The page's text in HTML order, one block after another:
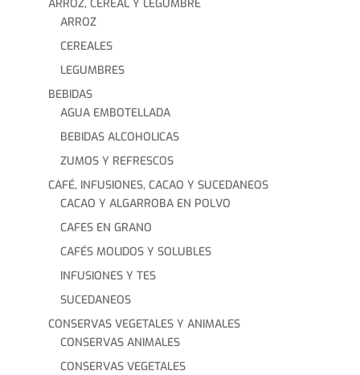
ARROZ, CEREAL Y LEGUMBRE
ARROZ
CEREALES
LEGUMBRES
BEBIDAS
AGUA EMBOTELLADA
BEBIDAS ALCOHOLICAS
ZUMOS Y REFRESCOS
CAFÉ, INFUSIONES, CACAO Y SUCEDANEOS
CACAO Y ALGARROBA EN POLVO
CAFES EN GRANO
CAFÉS MOLIDOS Y SOLUBLES
INFUSIONES Y TES
SUCEDANEOS
CONSERVAS VEGETALES Y ANIMALES
CONSERVAS ANIMALES
CONSERVAS VEGETALES